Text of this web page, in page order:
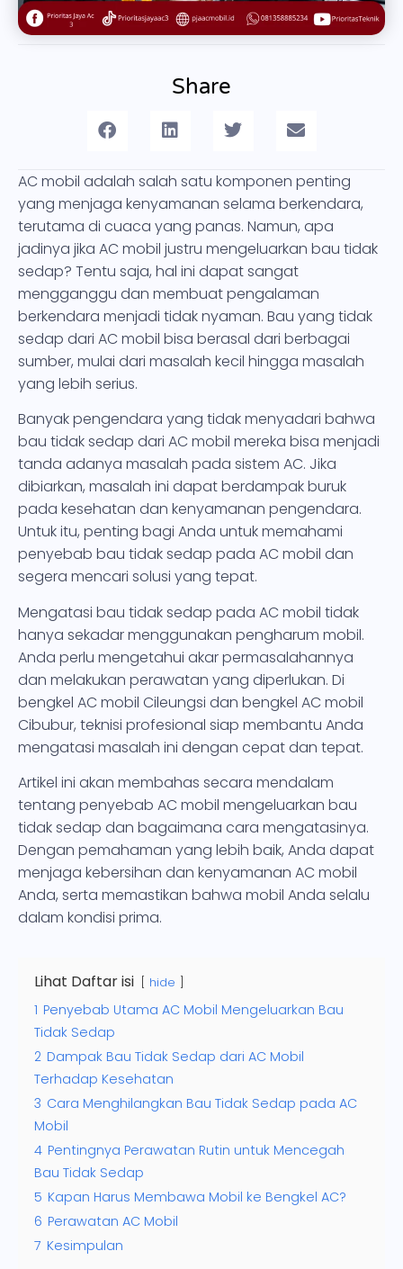
Share
AC mobil adalah salah satu komponen penting
yang menjaga kenyamanan selama berkendara,
terutama di cuaca yang panas. Namun, apa
jadinya jika AC mobil justru mengeluarkan bau tidak
sedap? Tentu saja, hal ini dapat sangat
mengganggu dan membuat pengalaman
berkendara menjadi tidak nyaman. Bau yang tidak
sedap dari AC mobil bisa berasal dari berbagai
sumber, mulai dari masalah kecil hingga masalah
yang lebih serius.
Banyak pengendara yang tidak menyadari bahwa
bau tidak sedap dari AC mobil mereka bisa menjadi
tanda adanya masalah pada sistem AC. Jika
dibiarkan, masalah ini dapat berdampak buruk
pada kesehatan dan kenyamanan pengendara.
Untuk itu, penting bagi Anda untuk memahami
penyebab bau tidak sedap pada AC mobil dan
segera mencari solusi yang tepat.
Mengatasi bau tidak sedap pada AC mobil tidak
hanya sekadar menggunakan pengharum mobil.
Anda perlu mengetahui akar permasalahannya
dan melakukan perawatan yang diperlukan. Di
bengkel AC mobil Cileungsi dan bengkel AC mobil
Cibubur, teknisi profesional siap membantu Anda
mengatasi masalah ini dengan cepat dan tepat.
Artikel ini akan membahas secara mendalam
tentang penyebab AC mobil mengeluarkan bau
tidak sedap dan bagaimana cara mengatasinya.
Dengan pemahaman yang lebih baik, Anda dapat
menjaga kebersihan dan kenyamanan AC mobil
Anda, serta memastikan bahwa mobil Anda selalu
dalam kondisi prima.
Lihat Daftar isi hide
1 Penyebab Utama AC Mobil Mengeluarkan Bau
Tidak Sedap
2 Dampak Bau Tidak Sedap dari AC Mobil
Terhadap Kesehatan
3 Cara Menghilangkan Bau Tidak Sedap pada AC
Mobil
4 Pentingnya Perawatan Rutin untuk Mencegah
Bau Tidak Sedap
5 Kapan Harus Membawa Mobil ke Bengkel AC?
6 Perawatan AC Mobil
7 Kesimpulan